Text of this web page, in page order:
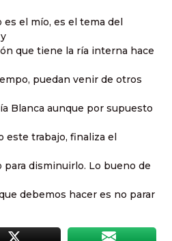
el mío, es el tema del
que tiene la ría interna hace
puedan venir de otros
Blanca aunque por supuesto
este trabajo, finaliza el
disminuirlo. Lo bueno de
debemos hacer es no parar